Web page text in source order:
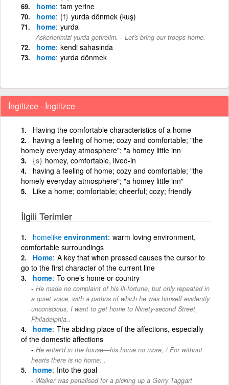
home tam yerine
home {f} yurda dönmek (kuş)
home yurda
Askerlerimizi yurda getirelim. - Let's bring our troops home.
home kendi sahasında
home yurda dönmek
İngilizce - İngilizce
Having the comfortable characteristics of a home
having a feeling of home; cozy and comfortable; "the
homely everyday atmosphere"; "a homey little inn
{s} homey, comfortable, lived-in
having a feeling of home; cozy and comfortable; "the
homely everyday atmosphere"; "a homey little inn"
Like a home; comfortable; cheerful; cozy; friendly
İlgili Terimler
homelike environment warm loving environment,
comfortable surroundings
Home A key that when pressed causes the cursor to
go to the first character of the current line
home To one’s home or country
He made no complaint of his ill-fortune, but only repeated in
a quiet voice, with a pathos of which he was himself evidently
unconscious, I want to get home to Ninety-second Street,
Philadelphia..
home The abiding place of the affections, especially
of the domestic affections
He enter'd in the house—his home no more, / For without
hearts there is no home; .
home Into the goal
Walker was penalised for a picking up a Gerry Taggart